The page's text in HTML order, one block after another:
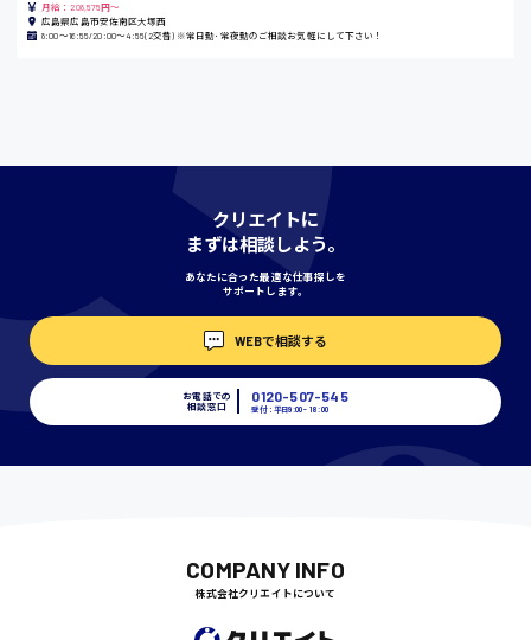
愛知県
千葉県
月給：208,575円～
広島県広島市安佐南区大塚西
8:00〜16:55/20:00〜4:55(2交替) ※常日勤･常夜勤のご相談お気軽にして下さい！
クリエイトに
まずは相談しよう。
あなたに合った最適な仕事探しを
サポートします。
WEBで相談する
お電話での
相談窓口
0120-507-545
受付：平日9:00 - 18:00
COMPANY INFO
株式会社クリエイトについて